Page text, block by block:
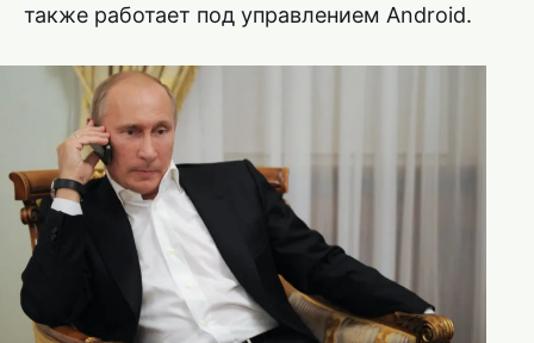
также работает под управлением Android.